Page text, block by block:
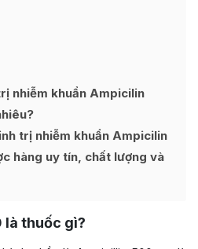
nhiễm khuẩn Ampicilin
trị nhiễm khuẩn Ampicilin
hàng uy tín, chất lượng và
là thuốc gì?